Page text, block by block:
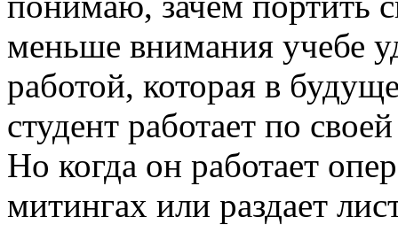
меньше внимания учебе
работой, которая в
студент работает по
Но когда он работает
митингах или раздает